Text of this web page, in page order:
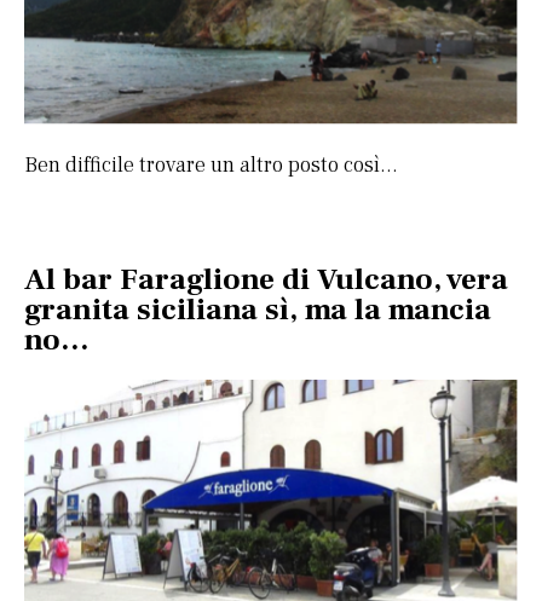
Ben difficile trovare un altro posto così…
Al bar Faraglione di Vulcano, vera
granita siciliana sì, ma la mancia
no…